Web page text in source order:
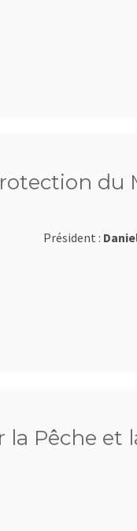
du
Président :
Pêche et